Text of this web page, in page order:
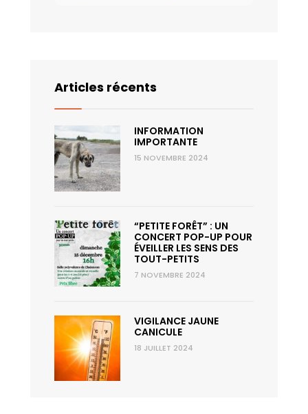
14 août
Vendredi
15 août
Samedi 34°
Articles récents
INFORMATION
IMPORTANTE
15 NOVEMBRE 2024
“PETITE FORÊT” : UN
CONCERT POP-UP POUR
ÉVEILLER LES SENS DES
TOUT-PETITS
7 NOVEMBRE 2024
VIGILANCE JAUNE
CANICULE
18 JUILLET 2024